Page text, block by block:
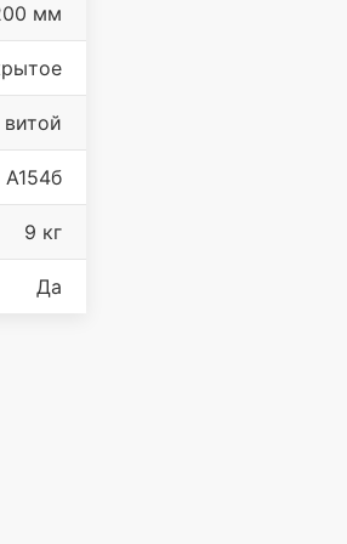
мм
витой
А154б
9 кг
Да